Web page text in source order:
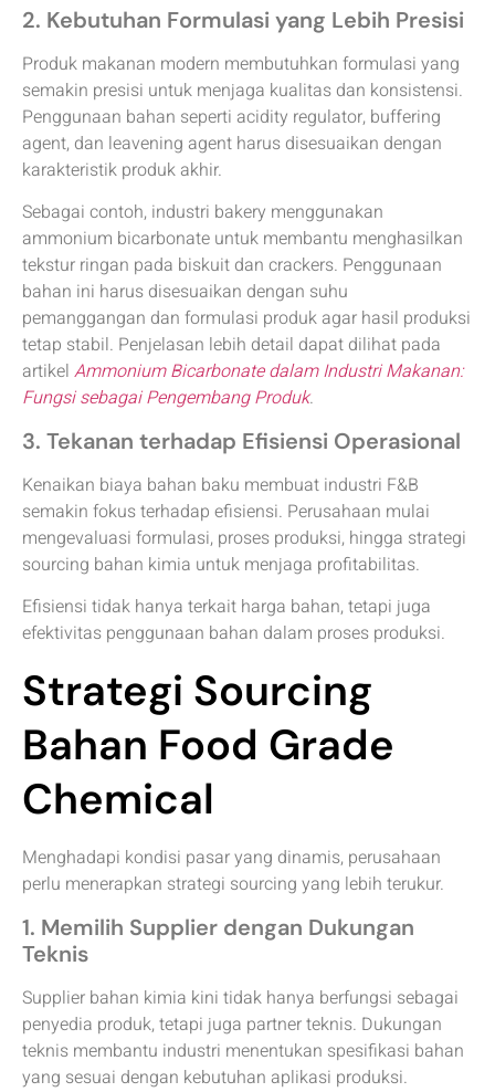
2. Kebutuhan Formulasi yang Lebih Presisi
Produk makanan modern membutuhkan formulasi yang
semakin presisi untuk menjaga kualitas dan konsistensi.
Penggunaan bahan seperti acidity regulator, buffering
agent, dan leavening agent harus disesuaikan dengan
karakteristik produk akhir.
Sebagai contoh, industri bakery menggunakan
ammonium bicarbonate untuk membantu menghasilkan
tekstur ringan pada biskuit dan crackers. Penggunaan
bahan ini harus disesuaikan dengan suhu
pemanggangan dan formulasi produk agar hasil produksi
tetap stabil. Penjelasan lebih detail dapat dilihat pada
artikel Ammonium Bicarbonate dalam Industri Makanan:
Fungsi sebagai Pengembang Produk.
3. Tekanan terhadap Efisiensi Operasional
Kenaikan biaya bahan baku membuat industri F&B
semakin fokus terhadap efisiensi. Perusahaan mulai
mengevaluasi formulasi, proses produksi, hingga strategi
sourcing bahan kimia untuk menjaga profitabilitas.
Efisiensi tidak hanya terkait harga bahan, tetapi juga
efektivitas penggunaan bahan dalam proses produksi.
Strategi Sourcing
Bahan Food Grade
Chemical
Menghadapi kondisi pasar yang dinamis, perusahaan
perlu menerapkan strategi sourcing yang lebih terukur.
1. Memilih Supplier dengan Dukungan
Teknis
Supplier bahan kimia kini tidak hanya berfungsi sebagai
penyedia produk, tetapi juga partner teknis. Dukungan
teknis membantu industri menentukan spesifikasi bahan
yang sesuai dengan kebutuhan aplikasi produksi.